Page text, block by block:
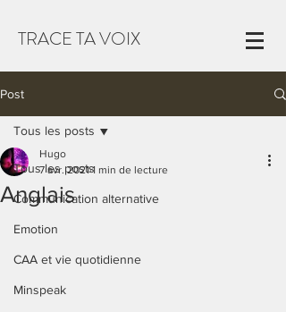
TRACE TA VOIX
Post
Tous les posts
Communication alternative
Emotion
CAA et vie quotidienne
Minspeak
Tous les posts
Anglais
Hugo
7 avr. 2021 1 min de lecture